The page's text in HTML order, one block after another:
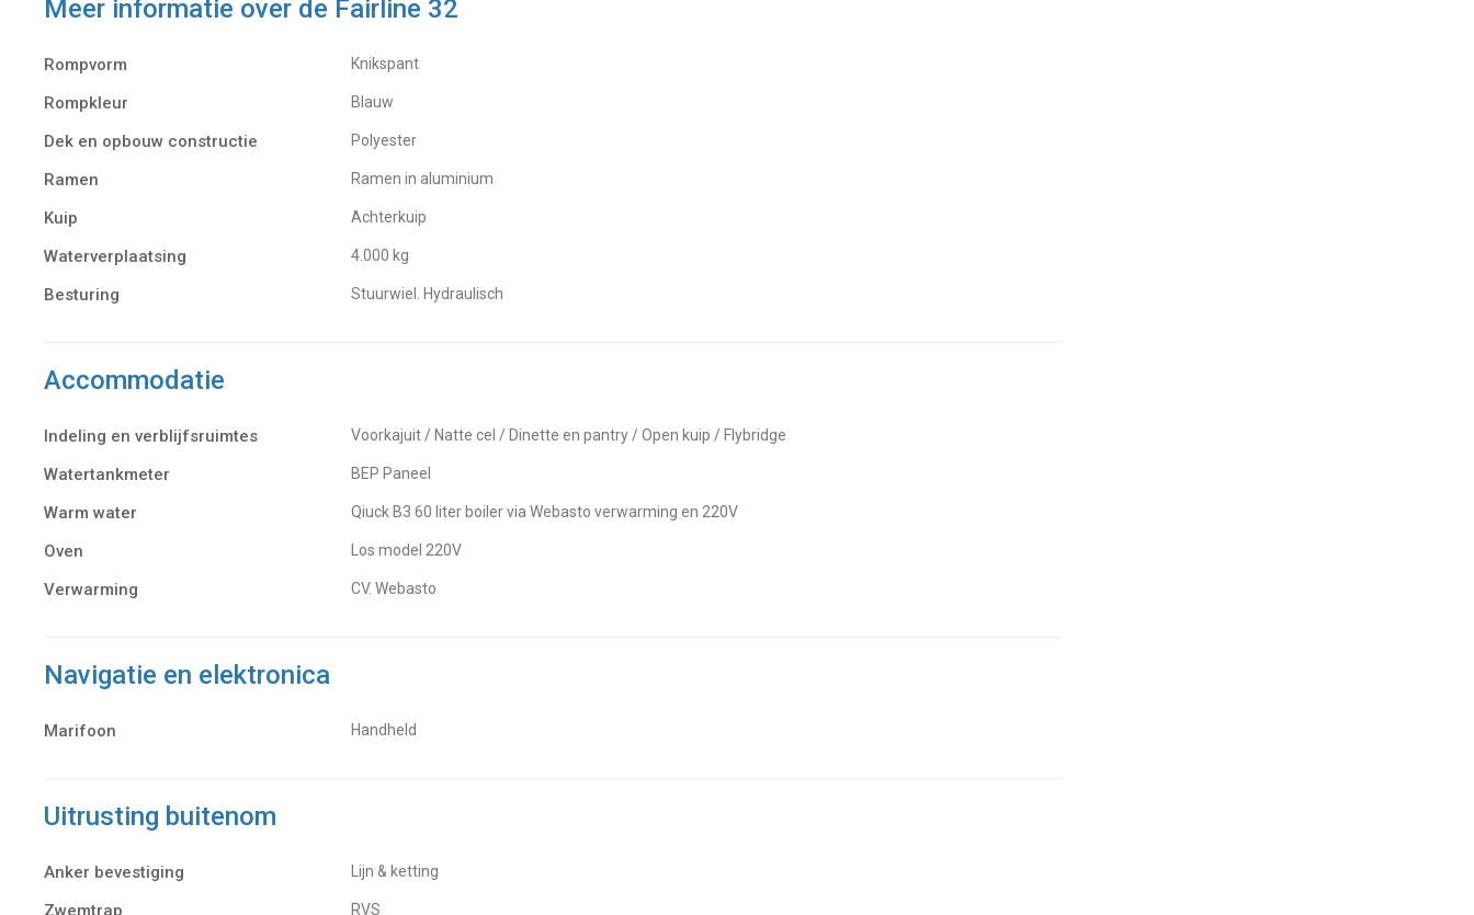
Meer informatie over de Fairline 32
Rompvorm Knikspant
Rompkleur Blauw
Dek en opbouw constructie Polyester
Ramen Ramen in aluminium
Kuip Achterkuip
Waterverplaatsing 4.000 kg
Besturing Stuurwiel. Hydraulisch
Accommodatie
Indeling en verblijfsruimtes Voorkajuit / Natte cel / Dinette en pantry / Open kuip / Flybridge
Watertankmeter BEP Paneel
Warm water Qiuck B3 60 liter boiler via Webasto verwarming en 220V
Oven los model 220V
Verwarming CV. Webasto
Navigatie en elektronica
Marifoon Handheld
Uitrusting buitenom
Anker bevestiging Lijn & ketting
Zwemtrap RVS